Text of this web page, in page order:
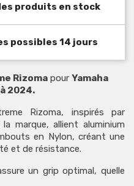
produits en stock
possibles 14 jours
Rizoma pour Yamaha
2024.
Rizoma, inspirés par
marque, allient aluminium
en Nylon, créant une
et de résistance.
un grip optimal, quelle